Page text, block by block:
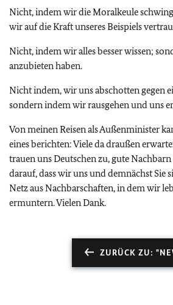
Nicht, indem wir die Moralkeule
wir auf die Kraft unseres Beispiels
Nicht, indem wir alles besser wissen;
anzubieten haben.
Nicht indem, wir uns abschotten gegen
sondern indem wir rausgehen und uns
Von meinen Reisen als Außenminister
eines berichten: Viele da draußen
trauen uns Deutschen zu, gute
darauf, dass wir uns und demnächst Sie
Netz aus Nachbarschaften, in dem wir
ermuntern. Vielen Dank.
ZURÜCK ZU: